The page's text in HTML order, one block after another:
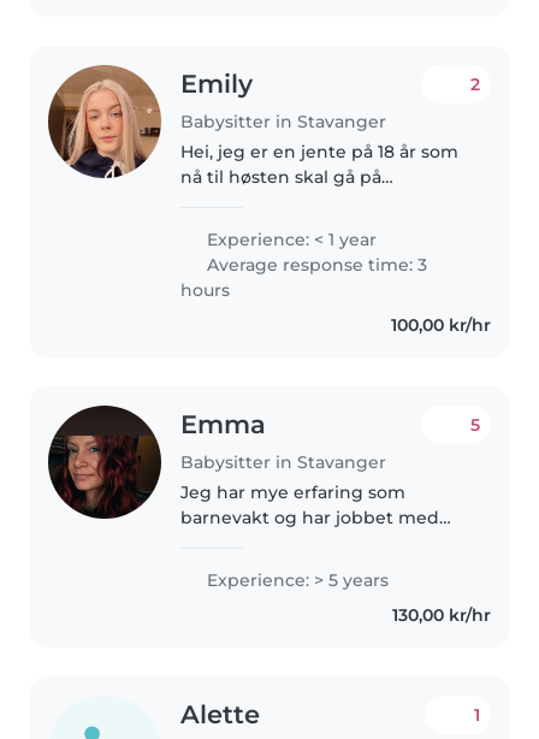
Emily
Babysitter in Stavanger
2
Hei, jeg er en jente på 18 år som
nå til høsten skal gå på
søsken. Jeg liker veldig godt å
værme barn, og jeg har alltid følt
at barn liker meg godt. Jeg..
Experience: < 1 year
Average response time: 3
hours
100,00 kr/hr
Emma
Babysitter in Stavanger
5
Jeg har mye erfaring som
barnevakt og har jobbet med
ansvarlig og omsorgsfull, og jeg
stortrives med å dra på turer,..
Experience: > 5 years
130,00 kr/hr
Alette 1